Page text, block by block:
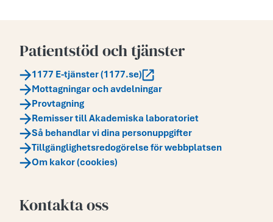
Patientstöd och tjänster
1177 E-tjänster (1177.se)
Mottagningar och avdelningar
Provtagning
Remisser till Akademiska laboratoriet
Så behandlar vi dina personuppgifter
Tillgänglighetsredogörelse för webbplatsen
Om kakor (cookies)
Kontakta oss